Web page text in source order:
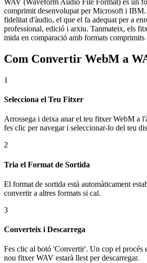
WAV (Waveform Audio File Format) és un
comprimit desenvolupat per Microsoft i
fidelitat d'àudio, el que el fa adequat per a
professional, edició i arxiu. Tanmateix, els
mida en comparació amb formats
Com Convertir WebM a
1
Selecciona el Teu Fitxer
Arrossega i deixa anar el teu fitxer WebM a
fes clic per navegar i seleccionar-lo del teu
2
Tria el Format de Sortida
El format de sortida està automàticament
convertir a altres formats si cal.
3
Converteix i Descarrega
Fes clic al botó 'Convertir'. Un cop el procés
nou fitxer WAV estarà llest per descarregar.